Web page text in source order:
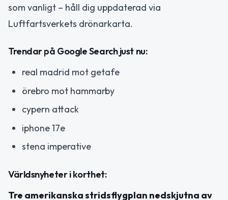
som vanligt – håll dig uppdaterad via
Luftfartsverkets drönarkarta.
Trendar på Google Search just nu:
real madrid mot getafe
örebro mot hammarby
cypern attack
iphone 17e
stena imperative
Världsnyheter i korthet:
Tre amerikanska stridsflygplan nedskjutna av